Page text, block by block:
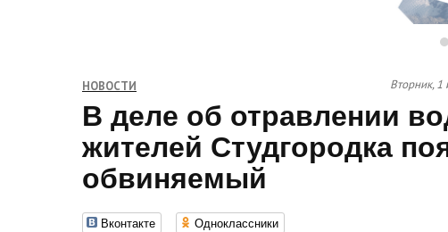
НОВОСТИ Вторник,
В деле об отравлении
жителей Студгородка
обвиняемый
Вконтакте Одноклассники